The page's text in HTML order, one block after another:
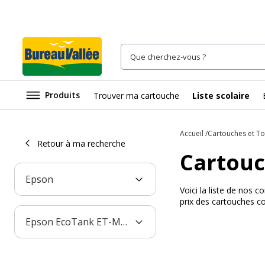
Produits Trouver ma cartouche Liste scolaire
Retour à ma recherche
Epson
Epson EcoTank ET-M1140
Accueil Cartouches et
Voici la liste de nos
prix des cartouches